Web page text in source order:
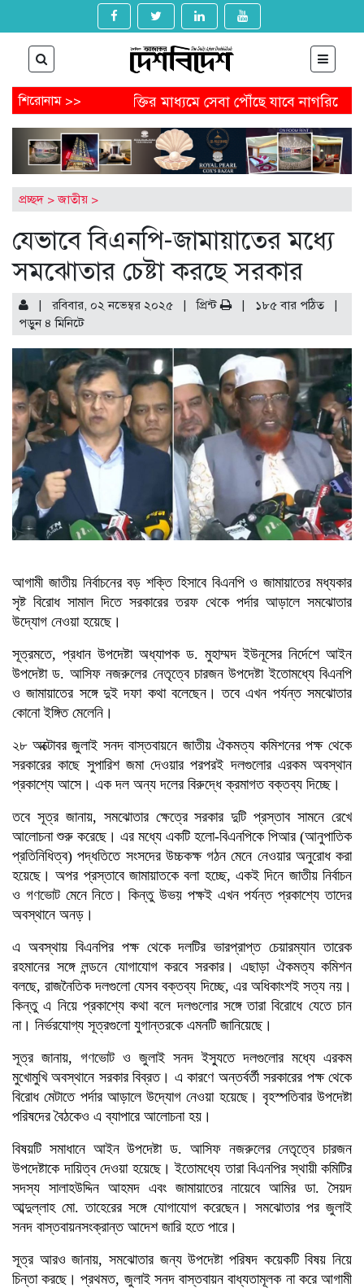
শিরোনাম >>প্রযুক্তির মাধ্যমে সেবা পৌঁছে যাবে নাগরিকের কাছে
আবেদন করবেন যেভাবে
অষ্টগ্রামে বিএনপির নির্বাচনি
থেকে অনাকাঙ্ক্ষিত পোস্ট
আগামীকাল থেকে ৯ মাসের জন্য বন্ধ
মামলায় জিয়াউল আহসানের বিচার শুরু
প্রচ্ছদ >জাতীয় >
যেভাবে বিএনপি-জামায়াতের মধ্যে
সমঝোতার চেষ্টা করছে সরকার
| রবিবার, ০২ নভেম্বর ২০২৫ |প্রিন্ট ১৮৫ বার পঠিত
পড়ুন ৪ মিনিটে
আগামী জাতীয় নির্বাচনের বড় শক্তি হিসাবে বিএনপি ও জামায়াতের মধ্যকার
সৃষ্ট বিরোধ সামাল দিতে সরকারের তরফ থেকে পর্দার আড়ালে সমঝোতার
উদ্যোগ নেওয়া হয়েছে।
সূত্রমতে, প্রধান উপদেষ্টা অধ্যাপক ড. মুহাম্মদ ইউনূসের নির্দেশে আইন
উপদেষ্টা ড. আসিফ নজরুলের নেতৃত্বে চারজন উপদেষ্টা ইতোমধ্যে বিএনপি
ও জামায়াতের সঙ্গে দুই দফা কথা বলেছেন। তবে এখন পর্যন্ত সমঝোতার
কোনো ইঙ্গিত মেলেনি।
২৮ অক্টোবর জুলাই সনদ বাস্তবায়নে জাতীয় ঐকমত্য কমিশনের পক্ষ থেকে
সরকারের কাছে সুপারিশ জমা দেওয়ার পরপরই দলগুলোর এরকম অবস্থান
প্রকাশ্যে আসে। এক দল অন্য দলের বিরুদ্ধে ক্রমাগত বক্তব্য দিচ্ছে।
তবে সূত্র জানায়, সমঝোতার ক্ষেত্রে সরকার দুটি প্রস্তাব সামনে রেখে
আলোচনা শুরু করেছে। এর মধ্যে একটি হলো-বিএনপিকে পিআর (আনুপাতিক
প্রতিনিধিত্ব) পদ্ধতিতে সংসদের উচ্চকক্ষ গঠন মেনে নেওয়ার অনুরোধ করা
হয়েছে। অপর প্রস্তাবে জামায়াতকে বলা হচ্ছে, একই দিনে জাতীয় নির্বাচন
ও গণভোট মেনে নিতে। কিন্তু উভয় পক্ষই এখন পর্যন্ত প্রকাশ্যে তাদের
অবস্থানে অনড়।
এ অবস্থায় বিএনপির পক্ষ থেকে দলটির ভারপ্রাপ্ত চেয়ারম্যান তারেক
রহমানের সঙ্গে লন্ডনে যোগাযোগ করবে সরকার। এছাড়া ঐকমত্য কমিশন
বলছে, রাজনৈতিক দলগুলো যেসব বক্তব্য দিচ্ছে, এর অধিকাংশই সত্য নয়।
কিন্তু এ নিয়ে প্রকাশ্যে কথা বলে দলগুলোর সঙ্গে তারা বিরোধে যেতে চান
না। নির্ভরযোগ্য সূত্রগুলো যুগান্তরকে এমনটি জানিয়েছে।
সূত্র জানায়, গণভোট ও জুলাই সনদ ইস্যুতে দলগুলোর মধ্যে এরকম
মুখোমুখি অবস্থানে সরকার বিব্রত। এ কারণে অন্তর্বর্তী সরকারের পক্ষ থেকে
বিরোধ মেটাতে পর্দার আড়ালে উদ্যোগ নেওয়া হয়েছে। বৃহস্পতিবার উপদেষ্টা
পরিষদের বৈঠকেও এ ব্যাপারে আলোচনা হয়।
বিষয়টি সমাধানে আইন উপদেষ্টা ড. আসিফ নজরুলের নেতৃত্বে চারজন
উপদেষ্টাকে দায়িত্ব দেওয়া হয়েছে। ইতোমধ্যে তারা বিএনপির স্থায়ী কমিটির
সদস্য সালাহউদ্দিন আহমদ এবং জামায়াতের নায়েবে আমির ডা. সৈয়দ
আব্দুল্লাহ মো. তাহেরের সঙ্গে যোগাযোগ করেছেন। সমঝোতার পর জুলাই
সনদ বাস্তবায়নসংক্রান্ত আদেশ জারি হতে পারে।
সূত্র আরও জানায়, সমঝোতার জন্য উপদেষ্টা পরিষদ কয়েকটি বিষয় নিয়ে
চিন্তা করছে। প্রথমত, জুলাই সনদ বাস্তবায়ন বাধ্যতামূলক না করে আগামী